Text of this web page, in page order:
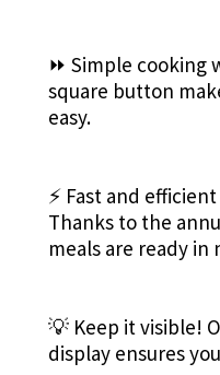
⏩ Simple cooking
square button
easy.
⚡️ Fast and
Thanks to the
meals are ready in
💡 Keep it visible!
display ensures